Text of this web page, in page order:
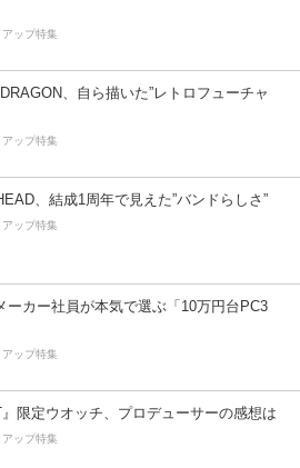
アップ特集
、自ら描いた”レトロフューチャ
アップ特集
、結成1周年で見えた”バンドらしさ”
アップ特集
ーカー社員が本気で選ぶ「10万円台PC3
アップ特集
』限定ウオッチ、プロデューサーの感想は
アップ特集